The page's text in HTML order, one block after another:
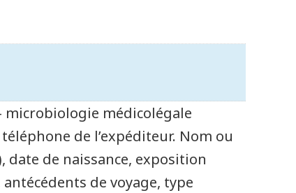
microbiologie médicolégale
de l’expéditeur. Nom ou
de naissance, exposition
de voyage, type